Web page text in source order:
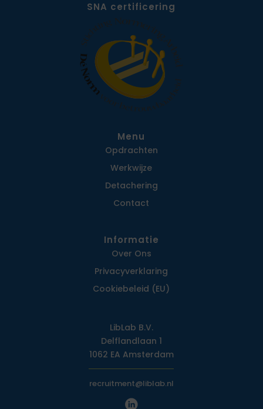
SNA certificering
Menu
Opdrachten
Werkwijze
Detachering
Contact
Informatie
Over Ons
Privacy­verklaring
Cookiebeleid (EU)
LibLab B.V.
Delflandlaan 1
1062 EA Amsterdam
recruitment@liblab.nl